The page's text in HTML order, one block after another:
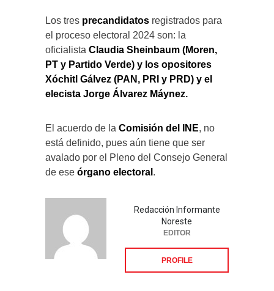
Los tres precandidatos registrados para
el proceso electoral 2024 son: la
oficialista Claudia Sheinbaum (Moren,
PT y Partido Verde) y los opositores
Xóchitl Gálvez (PAN, PRI y PRD) y el
elecista Jorge Álvarez Máynez.
El acuerdo de la Comisión del INE, no
está definido, pues aún tiene que ser
avalado por el Pleno del Consejo General
de ese órgano electoral .
Redacción Informante
Noreste
EDITOR
PROFILE